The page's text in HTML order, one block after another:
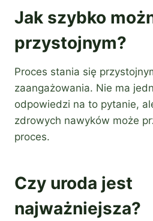
Jak szybko
przystojnym?
Proces stania się
zaangażowania. Nie ma
odpowiedzi na to pytanie,
zdrowych nawyków może
proces.
Czy uroda jest
najważniejsza?